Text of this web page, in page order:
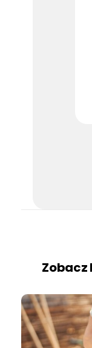
Zobacz